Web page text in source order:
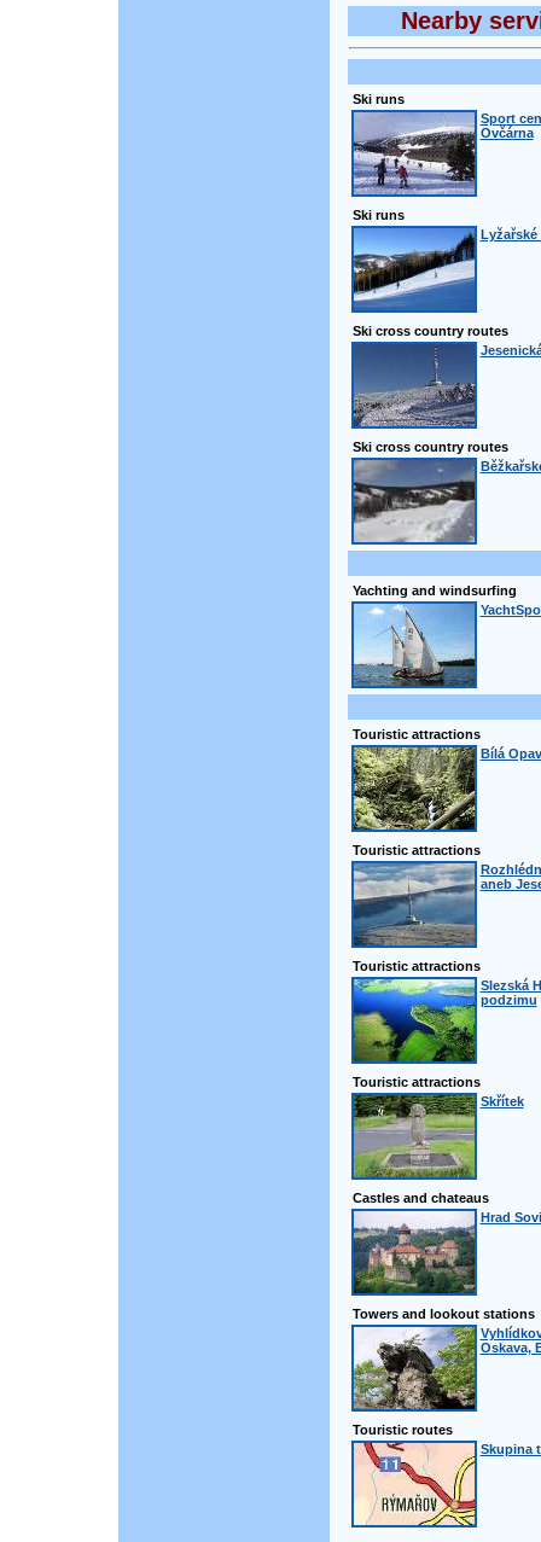
Nearby
Ski runs
Sport
Ovčárna
Ski runs
Ski cross country routes
Ski cross country routes
Yachting and windsurfing
Touristic attractions
Bílá
Touristic attractions
aneb
Touristic attractions
Slezská
podzimu
Touristic attractions
Skřítek
Castles and chateaus
Hrad
Towers and lookout stations
Oskava,
Touristic routes
Skupina